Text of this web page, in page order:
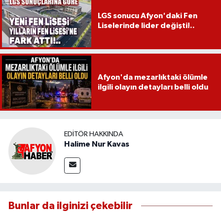
LGS sonucu Afyon'daki Fen
Liselerinde lider değişti!..
Afyon'da mezarlıktaki ölümle
ilgili olayın detayları belli oldu
EDITÖR HAKKINDA
Halime Nur Kavas
Bunlar da ilginizi çekebilir